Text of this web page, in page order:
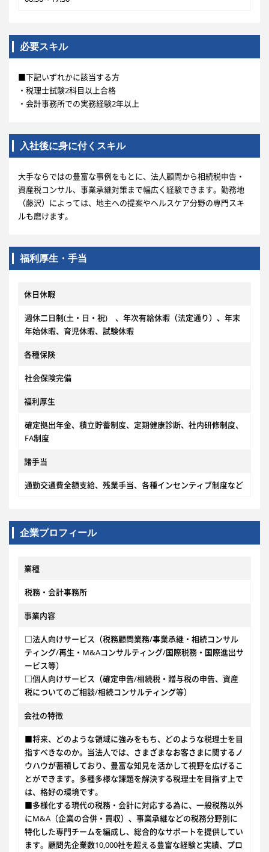
必要スキル
■下記いずれかに該当する方
・税理士試験2科目以上合格
・会計事務所での実務経験2年以上
入社後に身に付くスキル
大手ならではの豊富な事例をもとに、法人顧問から相続税申告・
資産税コンサル、事業承継対策まで幅広く経験できます。勤務地
（藤沢）によっては、地主への提案やヘルスケア分野の専門スキ
ルも磨けます。
福利厚生・手当
休日休暇
週休二日制(土・日・祝) 、年次有給休暇（法定通り）、年末
年始休暇、育児休暇、試験休暇
各種保険
社会保険完備
福利厚生
確定拠出年金、積立貯蓄制度、定期健康診断、社内研修制度、
FA制度
諸手当
通勤交通費全額支給、残業手当、各種インセンティブ制度など
企業プロフィール
業種
税務・会計事務所
事業内容
□法人向けサービス（税務顧問業務/事業承継・相続コンサル
ティング/再生・M&Aコンサルティング/国際税務・国際進出サ
ービス等）
□個人向けサービス（確定申告/相続税・贈与税の申告、資産
税についてのご相談/相続コンサルティング等）
会社の特徴
■将来、どのような領域に強みをもち、どのような税理士を目
指すべきなのか。当法人では、さまざまなお客さまに関するノ
ウハウが蓄積しており、豊富な知見を活かして視野を広げるこ
とができます。多種多様な課題を解決する税理士を目指す上で
は、格好の環境です。
■多様化する現代の税務・会計に対応する為に、一般税務以外
にM&A（企業の合併・買収）、事業承継などの税務分野別に
特化した専門チームを編成し、総合的なサポートを提供してい
ます。顧問先企業数10,000社を超える豊富な経験と実績、プロ